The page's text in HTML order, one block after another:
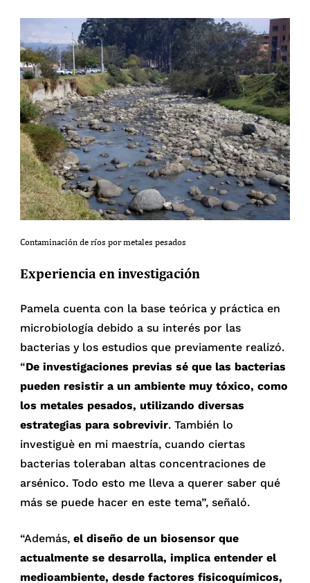
Contaminación de ríos por metales pesados
Experiencia en investigación
Pamela cuenta con la base teórica y práctica en
microbiología debido a su interés por las
bacterias y los estudios que previamente realizó.
“De investigaciones previas sé que las bacterias
pueden resistir a un ambiente muy tóxico, como
los metales pesados, utilizando diversas
estrategias para sobrevivir. También lo
investiguè en mi maestría, cuando ciertas
bacterias toleraban altas concentraciones de
arsénico. Todo esto me lleva a querer saber qué
más se puede hacer en este tema”, señaló.
“Además,el diseño de un biosensor que
actualmente se desarrolla, implica entender el
medioambiente, desde factores fisicoquímicos,